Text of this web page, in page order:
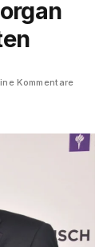
Kommentare